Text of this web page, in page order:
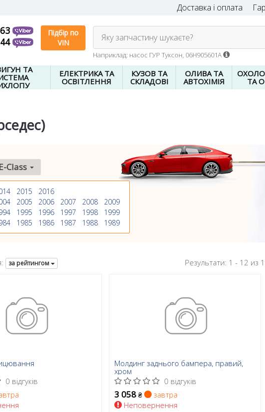
Доставка і оплата
Підбір по
VIN
Яку запчастину шукаєте?
Наприклад: насос ГУР Туксон, 06H905601A
ТА
ЕЛЕКТРИКА ТА
ОСВІТЛЕННЯ
КУЗОВ ТА
СКЛАДОВІ
ОЛИВА ТА
АВТОХІМІЯ
ТА
2015
2016
2005 2006 2007 2008
2009
1995 1996 1997 1998
1999
1985 1986 1987 1988 1989
Class
за рейтингом Результати: 1 - 12 из
0 відгуків
Молдинг заднього бампера, правий,
хром
0 відгуків
3 058₴
завтра
Неповернення